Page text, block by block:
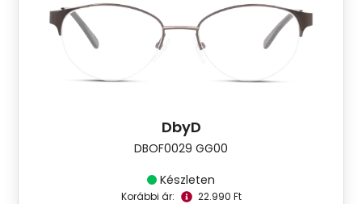
DbyD
DBOF0029 GG00
Készleten
Korábbi ár: 22.990 Ft